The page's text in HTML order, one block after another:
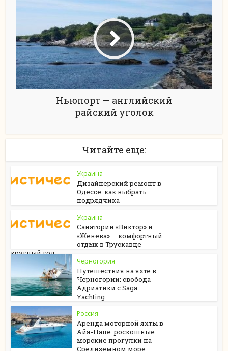
Ньюпорт — английский
райский уголок
Читайте еще:
Украина
Дизайнерский ремонт в
Одессе: как выбрать
подрядчика
Украина
Санатории «Виктор» и
«Женева» — комфортный
отдых в Трускавце
круглый год
Черногория
Путешествия на яхте в
Черногории: свобода
Адриатики с Saga
Yachting
Россия
Аренда моторной яхты в
Айя-Напе: роскошные
морские прогулки на
Средиземном море